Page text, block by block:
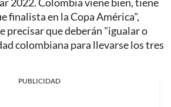
finalista en la Copa América",
precisar que deberán "igualar o
colombiana para llevarse los tres
PUBLICIDAD